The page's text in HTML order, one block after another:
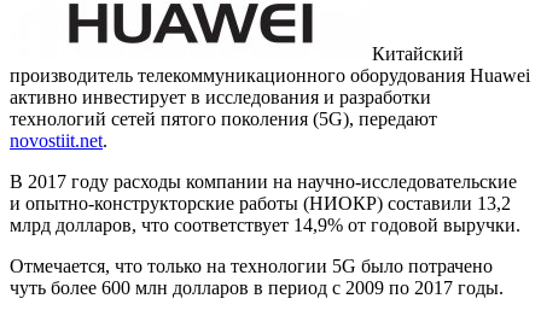
Китайский
производитель телекоммуникационного оборудования Huawei
активно инвестирует в исследования и разработки
технологий сетей пятого поколения (5G), передают
novostiit.net.
В 2017 году расходы компании на научно-исследовательские
и опытно-конструкторские работы (НИОКР) составили 13,2
млрд долларов, что соответствует 14,9% от годовой выручки.
Отмечается, что только на технологии 5G было потрачено
чуть более 600 млн долларов в период с 2009 по 2017 годы.